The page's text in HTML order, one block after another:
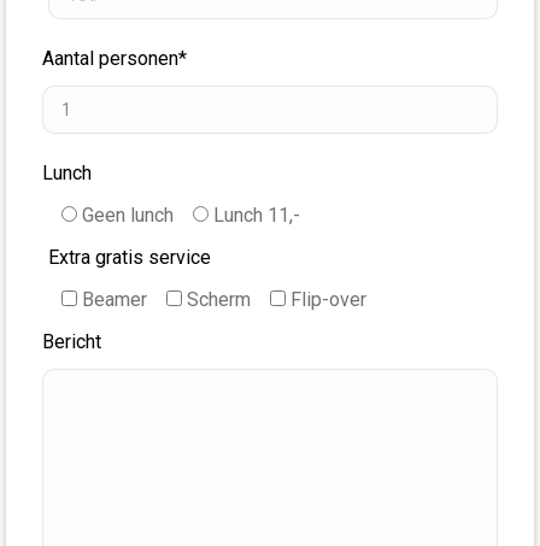
Aantal personen*
Lunch
Geen lunch
Lunch 11,-
Extra gratis service
Beamer
Scherm
Flip-over
Bericht